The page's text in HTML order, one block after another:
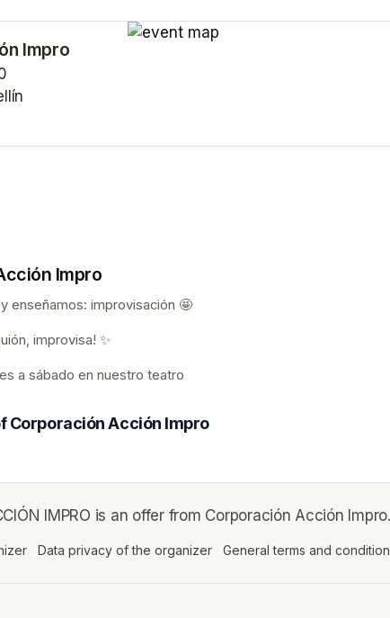
Impro
tab)
Impro
enseñamos: improvisación 🤩
improvisa! ✨
a sábado en nuestro teatro
Corporación Acción Impro
IMPRO is an offer from Corporación Acción Impro.
(opens in a new tab)
Data privacy of the organizer (opens in a new tab)
General terms and